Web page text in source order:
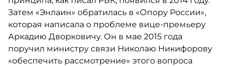
Затем «Энлаин» обратилась в «Опору России»,
которая написала о проблеме вице-премьеру
Аркадию Дворковичу. Он в мае 2015 года
поручил министру связи Николаю Никифорову
«обеспечить рассмотрение» этого вопроса